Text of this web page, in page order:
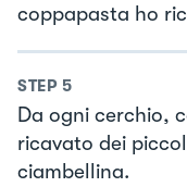
coppapasta ho
STEP 5
Da ogni cerchio,
ricavato dei
ciambellina.